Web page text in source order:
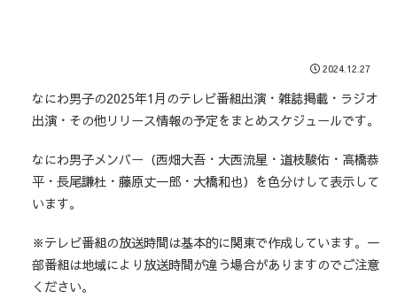
2024.12.27
なにわ男子の2025年1月のテレビ番組出演・雑誌掲載・ラジオ
出演・その他リリース情報の予定をまとめスケジュールです。
なにわ男子メンバー（西畑大吾・大西流星・道枝駿佑・高橋恭
平・長尾謙杜・藤原丈一郎・大橋和也）を色分けして表示して
います。
※テレビ番組の放送時間は基本的に関東で作成しています。一
部番組は地域により放送時間が違う場合がありますのでご注意
ください。